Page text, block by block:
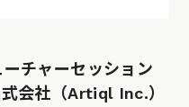
ーチャーセッション
会社（Artiql Inc.）